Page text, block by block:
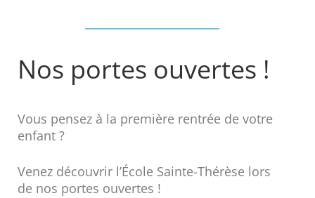
Nos portes ouvertes !
Vous pensez à la première rentrée de votre
enfant ?
Venez découvrir l’École Sainte-Thérèse lors
de nos portes ouvertes !